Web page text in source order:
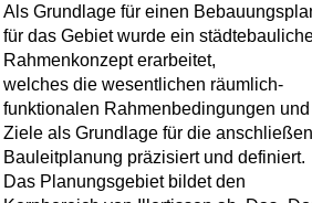
Als Grundlage für einen
für das Gebiet wurde ein
Rahmenkonzept erarbeitet,
welches die wesentlichen räumlich-
funktionalen Rahmenbedingungen und
Ziele als Grundlage für die
Bauleitplanung präzisiert und definiert.
Das Planungsgebiet bildet den